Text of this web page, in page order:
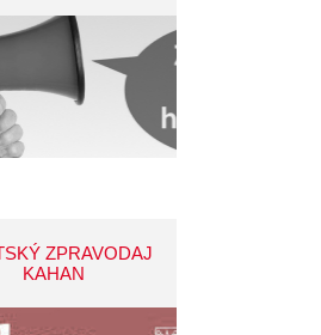
ZPRAVODAJ
KAHAN